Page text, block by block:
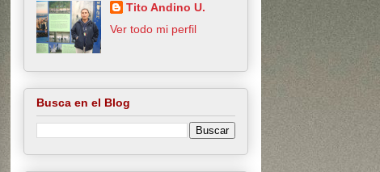
Tito Andino U.
Ver todo mi perfil
Busca en el Blog